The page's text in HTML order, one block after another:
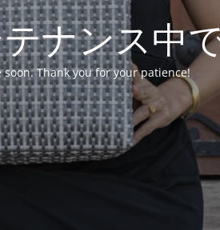
ナンス中
Thank you for your patience!